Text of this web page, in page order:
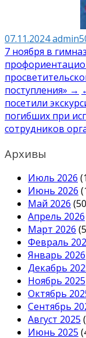
07.11.2024
Навигация
по
записям
7 ноября в
поступления» →
посетили
погибших при
сотрудников
Архивы
Июль 2026
Июнь 2026
Май 2026
Апрель 2026
Март 2026
Февраль
Январь 2026
Декабрь
Ноябрь 2025
Октябрь
Сентябрь
Август 2025
Июнь 2025